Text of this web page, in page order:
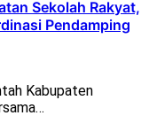
Sekolah Rakyat,
Pendamping
Kabupaten